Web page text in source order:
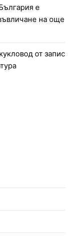
е
на още
от запис